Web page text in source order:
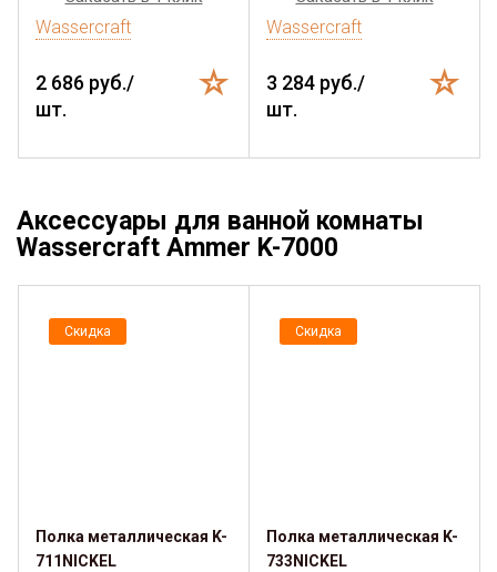
Wassercraft
2 686 руб./
шт.
Wassercraft
3 284 руб./
шт.
Аксессуары для ванной комнаты
Wassercraft Ammer K-7000
Скидка
Полка металлическая K-
711NICKEL
Скидка
Полка металлическая K-
733NICKEL